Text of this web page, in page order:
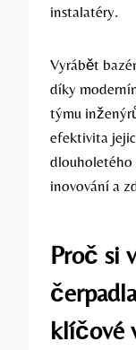
instalatéry.
Vyrábět
díky
týmu
efektivita
dlouholetého
inovování a
Proč si
klíčové